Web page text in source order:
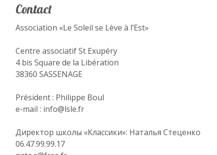
Contact
Association «Le Soleil se Lève à l’Est»
Centre associatif St Exupéry
4 bis Square de la Libération
38360 SASSENAGE
Président : Philippe Boul
e-mail : info@lsle.fr
Директор школы «Классики»: Наталья Стеценко
06.47.99.99.17